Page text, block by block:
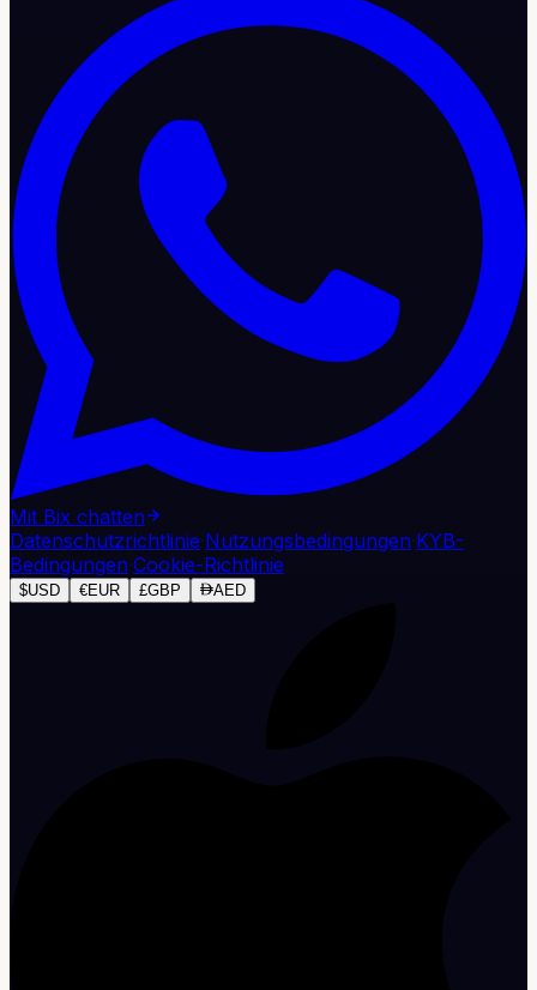
Mit Bix chatten
Datenschutzrichtlinie·Nutzungsbedingungen·KYB-
Bedingungen·Cookie-Richtlinie
$USD €EUR £GBP AED